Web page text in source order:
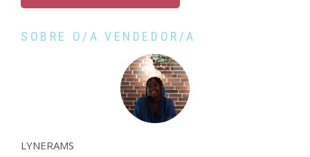
SOBRE O/A VENDEDOR/A
LYNERAMS